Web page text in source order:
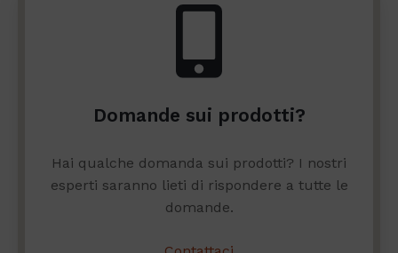
Domande sui prodotti?
Hai qualche domanda sui prodotti? I nostri
esperti saranno lieti di rispondere a tutte le
domande.